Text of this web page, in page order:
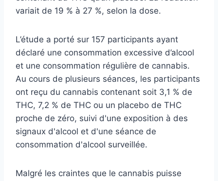
variait de 19 % à 27 %, selon la dose.
L’étude a porté sur 157 participants ayant
déclaré une consommation excessive d’alcool
et une consommation régulière de cannabis.
Au cours de plusieurs séances, les participants
ont reçu du cannabis contenant soit 3,1 % de
THC, 7,2 % de THC ou un placebo de THC
proche de zéro, suivi d'une exposition à des
signaux d'alcool et d'une séance de
consommation d'alcool surveillée.
Malgré les craintes que le cannabis puisse